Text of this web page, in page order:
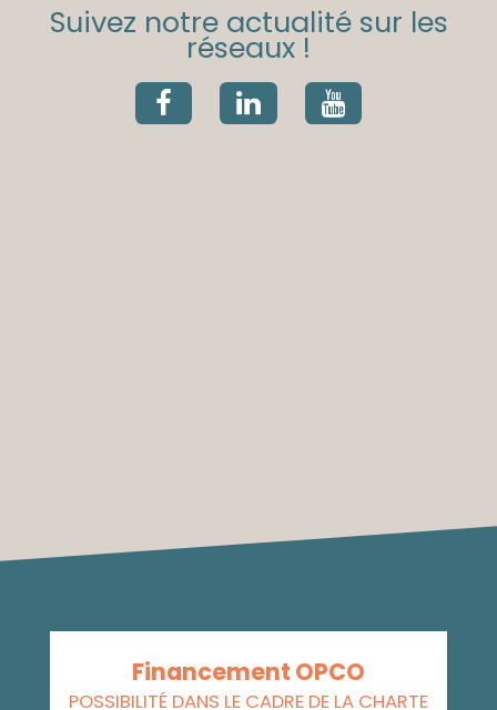
Suivez notre actualité sur les
réseaux !
Financement OPCO
POSSIBILITÉ DANS LE CADRE DE LA CHARTE